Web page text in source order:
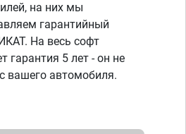
на них мы
гарантийный
На весь софт
гарантия 5 лет - он не
вашего автомобиля.